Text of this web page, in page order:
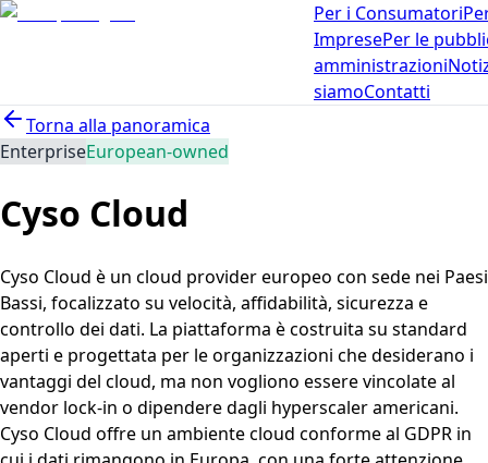
Per i Consumatori
ImpresePer le
amministrazioni
siamoContatti
Torna alla panoramica
EnterpriseEuropean-owned
Cyso Cloud
Cyso Cloud è un cloud provider europeo con sede nei Paesi
Bassi, focalizzato su velocità, affidabilità, sicurezza e
controllo dei dati. La piattaforma è costruita su standard
aperti e progettata per le organizzazioni che desiderano i
vantaggi del cloud, ma non vogliono essere vincolate al
vendor lock-in o dipendere dagli hyperscaler americani.
Cyso Cloud offre un ambiente cloud conforme al GDPR in